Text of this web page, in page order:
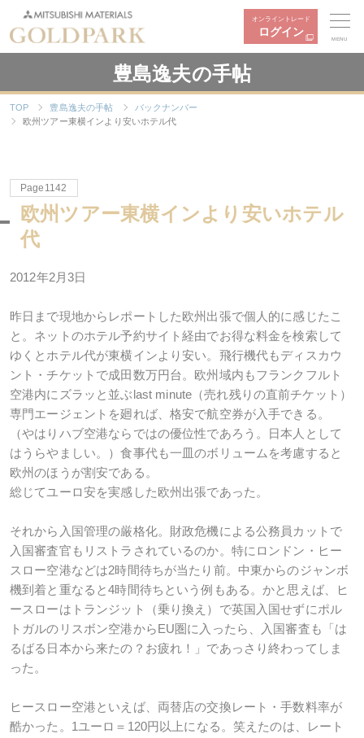
オンライントレード
ログイン
MENU
豊島逸夫の手帖
TOP 豊島逸夫の手帖
バックナンバー
欧州ツアー東横インより安いホテル代
Page1142
欧州ツアー東横インより安いホテル
代
2012年2月3日
昨日まで現地からレポートした欧州出張で個人的に感じたこ
と。ネットのホテル予約サイト経由でお得な料金を検索して
ゆくとホテル代が東横インより安い。飛行機代もディスカウ
ント・チケットで成田数万円台。欧州域内もフランクフルト
空港内にズラッと並ぶlast minute（売れ残りの直前チケット）
専門エージェントを廻れば、格安で航空券が入手できる。
（やはりハブ空港ならではの優位性であろう。日本人として
はうらやましい。）食事代も一皿のボリュームを考慮すると
欧州のほうが割安である。
総じてユーロ安を実感した欧州出張であった。
それから入国管理の厳格化。財政危機による公務員カットで
入国審査官もリストラされているのか。特にロンドン・ヒー
スロー空港などは2時間待ちが当たり前。中東からのジャンボ
機到着と重なると4時間待ちという例もある。かと思えば、ヒ
ースローはトランジット（乗り換え）で英国入国せずにポル
トガルのリスボン空港からEU圏に入ったら、入国審査も「は
るばる日本から来たの？お疲れ！」であっさり終わってしま
った。
ヒースロー空港といえば、両替店の交換レート・手数料率が
酷かった。1ユーロ＝120円以上になる。笑えたのは、レート